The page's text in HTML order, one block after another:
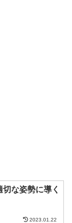
な姿勢に導く
2023.01.22